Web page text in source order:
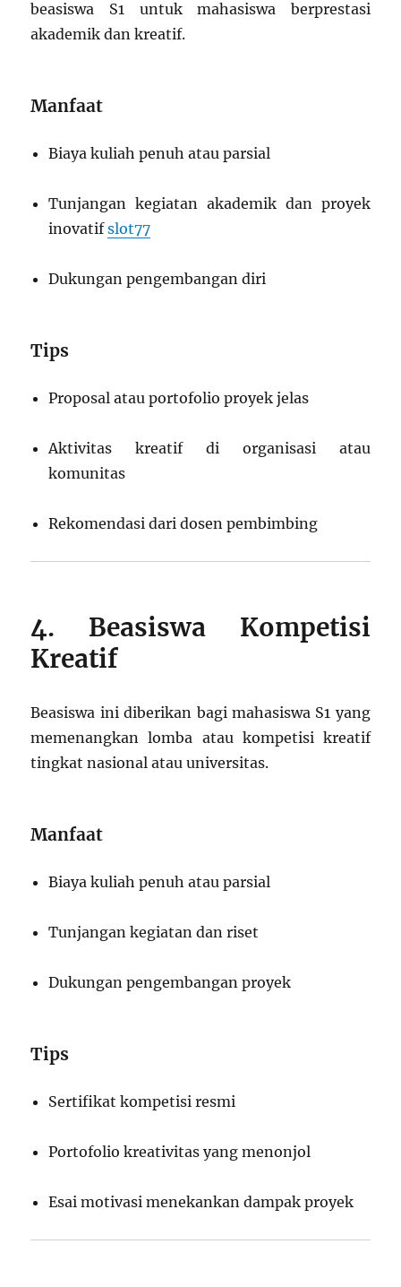
beasiswa S1 untuk mahasiswa berprestasi
akademik dan kreatif.
Manfaat
Biaya kuliah penuh atau parsial
Tunjangan kegiatan akademik dan proyek
inovatifslot77
Dukungan pengembangan diri
Tips
Proposal atau portofolio proyek jelas
Aktivitas kreatif di organisasi atau
komunitas
Rekomendasi dari dosen pembimbing
4. Beasiswa Kompetisi
Kreatif
Beasiswa ini diberikan bagi mahasiswa S1 yang
memenangkan lomba atau kompetisi kreatif
tingkat nasional atau universitas.
Manfaat
Biaya kuliah penuh atau parsial
Tunjangan kegiatan dan riset
Dukungan pengembangan proyek
Tips
Sertifikat kompetisi resmi
Portofolio kreativitas yang menonjol
Esai motivasi menekankan dampak proyek